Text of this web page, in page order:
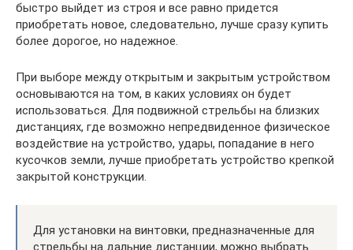
быстро выйдет из строя и все равно придется
приобретать новое, следовательно, лучше сразу купить
более дорогое, но надежное.
При выборе между открытым и закрытым устройством
основываются на том, в каких условиях он будет
использоваться. Для подвижной стрельбы на близких
дистанциях, где возможно непредвиденное физическое
воздействие на устройство, удары, попадание в него
кусочков земли, лучше приобретать устройство крепкой
закрытой конструкции.
Для установки на винтовки, предназначенные для